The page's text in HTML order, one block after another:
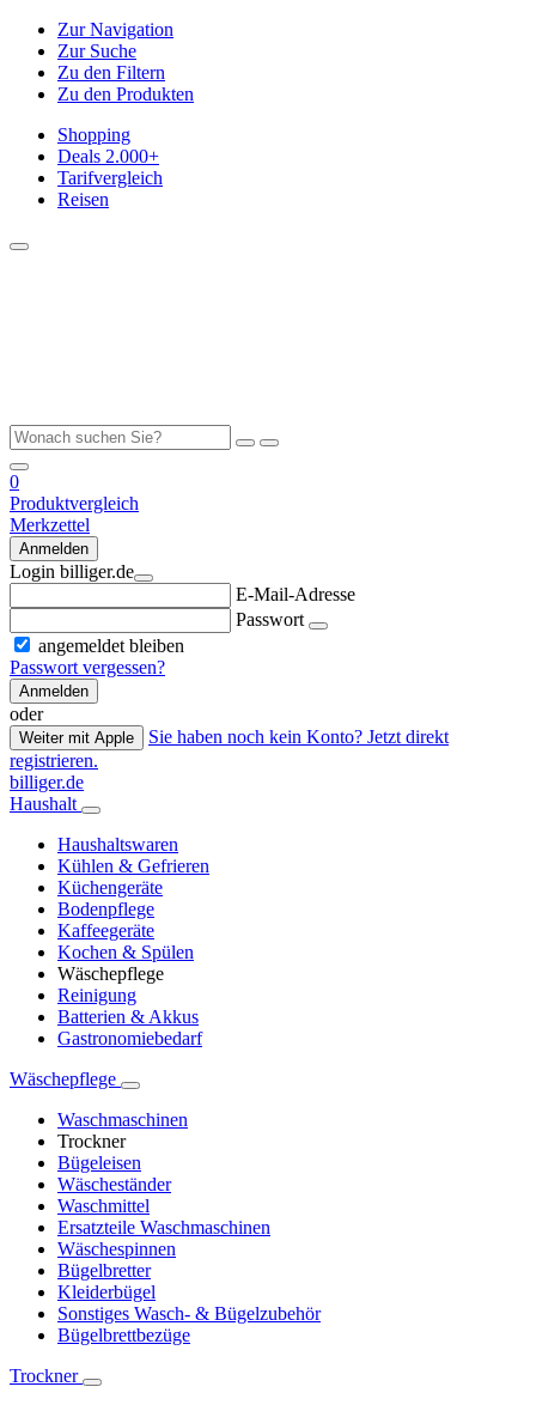
Zur Navigation
Zur Suche
Zu den Filtern
Zu den Produkten
Shopping
Deals 2.000+
Tarifvergleich
Reisen
0
Produktvergleich
Merkzettel
Anmelden
Login billiger.de
E-Mail-Adresse
Passwort
angemeldet bleiben
Passwort vergessen?
Anmelden
oder
Weiter mit Apple
Sie haben noch kein Konto? Jetzt direkt
registrieren.
billiger.de
Haushalt
Haushaltswaren
Kühlen & Gefrieren
Küchengeräte
Bodenpflege
Kaffeegeräte
Kochen & Spülen
Wäschepflege
Reinigung
Batterien & Akkus
Gastronomiebedarf
Wäschepflege
Waschmaschinen
Trockner
Bügeleisen
Wäscheständer
Waschmittel
Ersatzteile Waschmaschinen
Wäschespinnen
Bügelbretter
Kleiderbügel
Sonstiges Wasch- & Bügelzubehör
Bügelbrettbezüge
Trockner